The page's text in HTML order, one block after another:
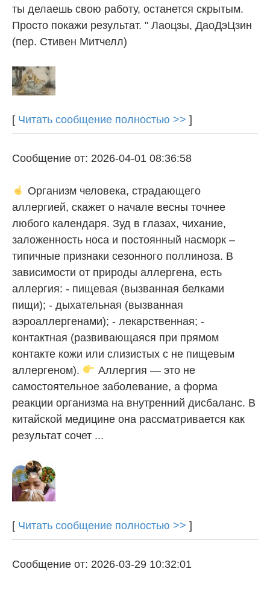
ты делаешь свою работу, останется скрытым.
Просто покажи результат. " Лаоцзы, ДаоДэЦзин
(пер. Стивен Митчелл)
[ Читать сообщение полностью >> ]
Сообщение от: 2026-04-01 08:36:58
Организм человека, страдающего
аллергией, скажет о начале весны точнее
любого календаря. Зуд в глазах, чихание,
заложенность носа и постоянный насморк –
типичные признаки сезонного поллиноза. В
зависимости от природы аллергена, есть
аллергия: - пищевая (вызванная белками
пищи); - дыхательная (вызванная
аэроаллергенами); - лекарственная; -
контактная (развивающаяся при прямом
контакте кожи или слизистых с не пищевым
аллергеном).
Аллергия — это не
самостоятельное заболевание, а форма
реакции организма на внутренний дисбаланс. В
китайской медицине она рассматривается как
результат сочет ...
[ Читать сообщение полностью >> ]
Сообщение от: 2026-03-29 10:32:01